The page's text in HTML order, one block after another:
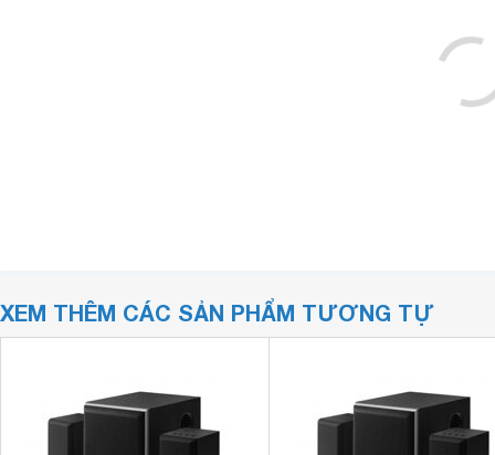
XEM THÊM CÁC SẢN PHẨM TƯƠNG TỰ